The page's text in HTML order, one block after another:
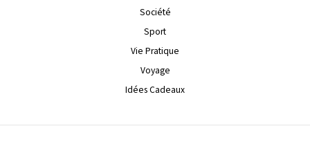
Société
Sport
Vie Pratique
Voyage
Idées Cadeaux